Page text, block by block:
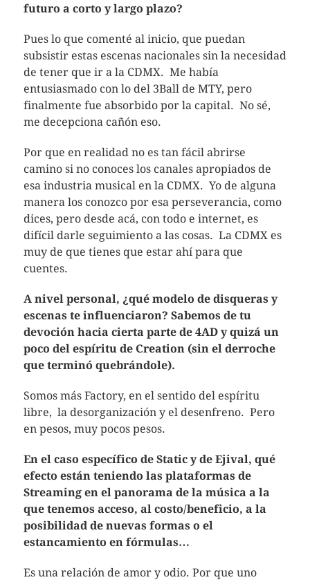
futuro a corto y largo plazo?
Pues lo que comenté al inicio, que puedan
subsistir estas escenas nacionales sin la necesidad
de tener que ir a la CDMX. Me había
entusiasmado con lo del 3Ball de MTY, pero
finalmente fue absorbido por la capital. No sé,
me decepciona cañón eso.
Por que en realidad no es tan fácil abrirse
camino si no conoces los canales apropiados de
esa industria musical en la CDMX. Yo de alguna
manera los conozco por esa perseverancia, como
dices, pero desde acá, con todo e internet, es
difícil darle seguimiento a las cosas. La CDMX es
muy de que tienes que estar ahí para que
cuentes.
A nivel personal, ¿qué modelo de disqueras y
escenas te influenciaron? Sabemos de tu
devoción hacia cierta parte de 4AD y quizá un
poco del espíritu de Creation (sin el derroche
que terminó quebrándole).
Somos más Factory, en el sentido del espíritu
libre, la desorganización y el desenfreno. Pero
en pesos, muy pocos pesos.
En el caso específico de Static y de Ejival, qué
efecto están teniendo las plataformas de
Streaming en el panorama de la música a la
que tenemos acceso, al costo/beneficio, a la
posibilidad de nuevas formas o el
estancamiento en fórmulas…
Es una relación de amor y odio. Por que uno